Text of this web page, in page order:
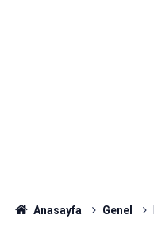
Anasayfa Genel